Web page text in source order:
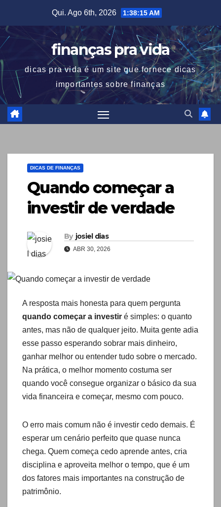
content
Qui. Ago 6th, 2026 1:38:16 AM
finanças pra vida
dicas pra vida é um site que fornece dicas
importantes sobre finanças
DICAS DE FINANÇAS
Quando começar a
investir de verdade
By josiel dias
ABR 30, 2026
A resposta mais honesta para quem pergunta
quando começar a investir é simples: o quanto
antes, mas não de qualquer jeito. Muita gente adia
esse passo esperando sobrar mais dinheiro,
ganhar melhor ou entender tudo sobre o mercado.
Na prática, o melhor momento costuma ser
quando você consegue organizar o básico da sua
vida financeira e começar, mesmo com pouco.
O erro mais comum não é investir cedo demais. É
esperar um cenário perfeito que quase nunca
chega. Quem começa cedo aprende antes, cria
disciplina e aproveita melhor o tempo, que é um
dos fatores mais importantes na construção de
patrimônio.